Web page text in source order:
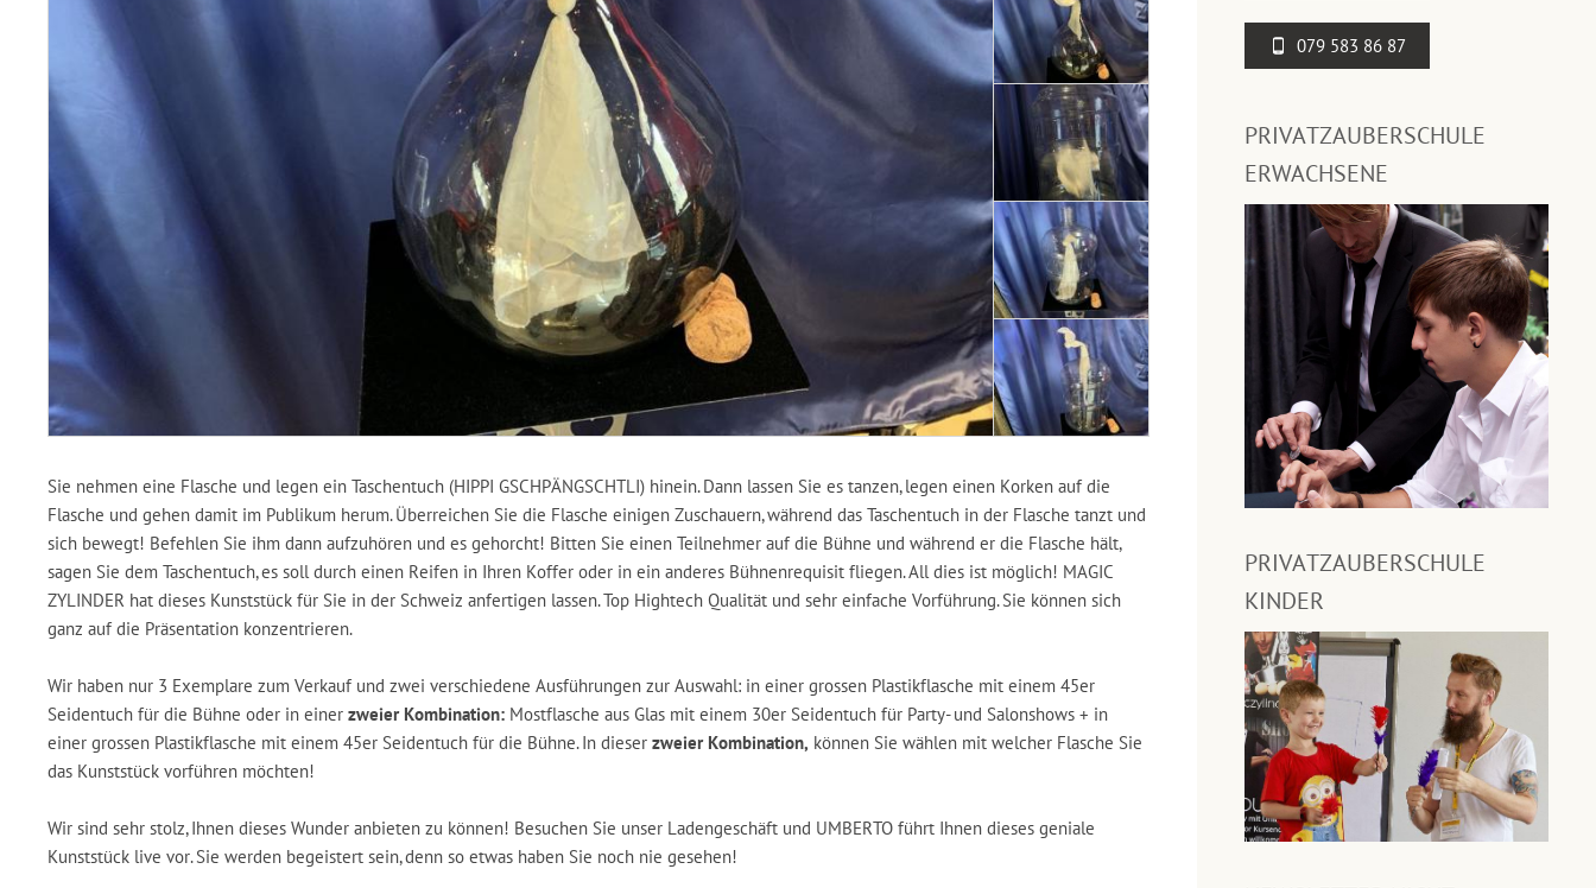
Sie nehmen eine Flasche und legen ein Taschentuch (HIPPI GSCHPÄNGSCHTLI) hinein. Dann lassen Sie es tanzen, legen einen Korken auf die
Flasche und gehen damit im Publikum herum. Überreichen Sie die Flasche einigen Zuschauern, während das Taschentuch in der Flasche tanzt und
sich bewegt! Befehlen Sie ihm dann aufzuhören und es gehorcht! Bitten Sie einen Teilnehmer auf die Bühne und während er die Flasche hält,
sagen Sie dem Taschentuch, es soll durch einen Reifen in Ihren Koffer oder in ein anderes Bühnenrequisit fliegen. All dies ist möglich! MAGIC
ZYLINDER hat dieses Kunststück für Sie in der Schweiz anfertigen lassen. Top Hightech Qualität und sehr einfache Vorführung. Sie können sich
ganz auf die Präsentation konzentrieren.
Wir haben nur 3 Exemplare zum Verkauf und zwei verschiedene Ausführungen zur Auswahl: in einer grossen Plastikflasche mit einem 45er
Seidentuch für die Bühne oder in einer zweier Kombination: Mostflasche aus Glas mit einem 30er Seidentuch für Party- und Salonshows + in
einer grossen Plastikflasche mit einem 45er Seidentuch für die Bühne. In dieser zweier Kombination, können Sie wählen mit welcher Flasche Sie
das Kunststück vorführen möchten!
Wir sind sehr stolz, Ihnen dieses Wunder anbieten zu können! Besuchen Sie unser Ladengeschäft und UMBERTO führt Ihnen dieses geniale
Kunststück live vor. Sie werden begeistert sein, denn so etwas haben Sie noch nie gesehen!
079 583 86 87
PRIVATZAUBERSCHULE
ERWACHSENE
PRIVATZAUBERSCHULE
KINDER